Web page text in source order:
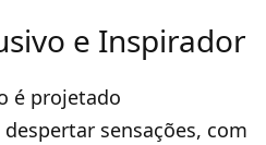
e Inspirador
é projetado
sensações, com